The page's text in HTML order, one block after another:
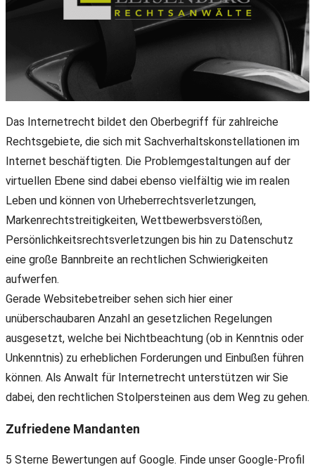
Das Internetrecht bildet den Oberbegriff für zahlreiche
Rechtsgebiete, die sich mit Sachverhaltskonstellationen im
Internet beschäftigten. Die Problemgestaltungen auf der
virtuellen Ebene sind dabei ebenso vielfältig wie im realen
Leben und können von Urheberrechtsverletzungen,
Markenrechtstreitigkeiten, Wettbewerbsverstößen,
Persönlichkeitsrechtsverletzungen bis hin zu Datenschutz
eine große Bannbreite an rechtlichen Schwierigkeiten
aufwerfen.
Gerade Websitebetreiber sehen sich hier einer
unüberschaubaren Anzahl an gesetzlichen Regelungen
ausgesetzt, welche bei Nichtbeachtung (ob in Kenntnis oder
Unkenntnis) zu erheblichen Forderungen und Einbußen führen
können. Als Anwalt für Internetrecht unterstützen wir Sie
dabei, den rechtlichen Stolpersteinen aus dem Weg zu gehen.
Zufriedene Mandanten
5 Sterne Bewertungen auf Google. Finde unser Google-Profil